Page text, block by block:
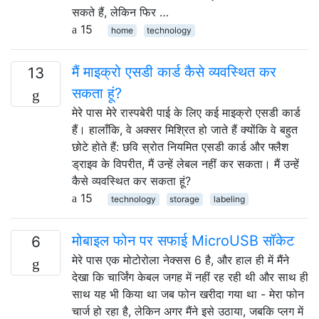
सकते हैं, लेकिन फिर …
15
home technology
13
मैं माइक्रो एसडी कार्ड कैसे व्यवस्थित कर
सकता हूं?
मेरे पास मेरे रास्पबेरी पाई के लिए कई माइक्रो एसडी कार्ड
हैं। हालाँकि, वे अक्सर मिश्रित हो जाते हैं क्योंकि वे बहुत
छोटे होते हैं: छवि स्रोत नियमित एसडी कार्ड और फ्लैश
ड्राइव के विपरीत, मैं उन्हें लेबल नहीं कर सकता। मैं उन्हें
कैसे व्यवस्थित कर सकता हूं?
15
technology storage labeling
6 मोबाइल फोन पर सफाई MicroUSB सॉकेट
मेरे पास एक मोटोरोला नेक्सस 6 है, और हाल ही में मैंने
देखा कि चार्जिंग केबल जगह में नहीं रह रही थी और साथ ही
साथ यह भी किया था जब फोन खरीदा गया था - मेरा फोन
चार्ज हो रहा है, लेकिन अगर मैंने इसे उठाया, जबकि प्लग में